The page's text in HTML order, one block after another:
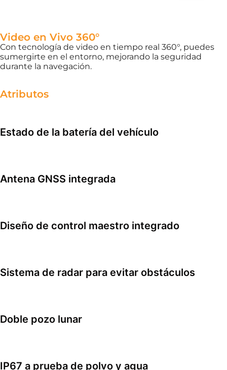
Video en Vivo 360°
Con tecnología de video en tiempo real 360°, puedes
sumergirte en el entorno, mejorando la seguridad
durante la navegación.
Atributos
Estado de la batería del vehículo
Antena GNSS integrada
Diseño de control maestro integrado
Sistema de radar para evitar obstáculos
Doble pozo lunar
IP67 a prueba de polvo y agua